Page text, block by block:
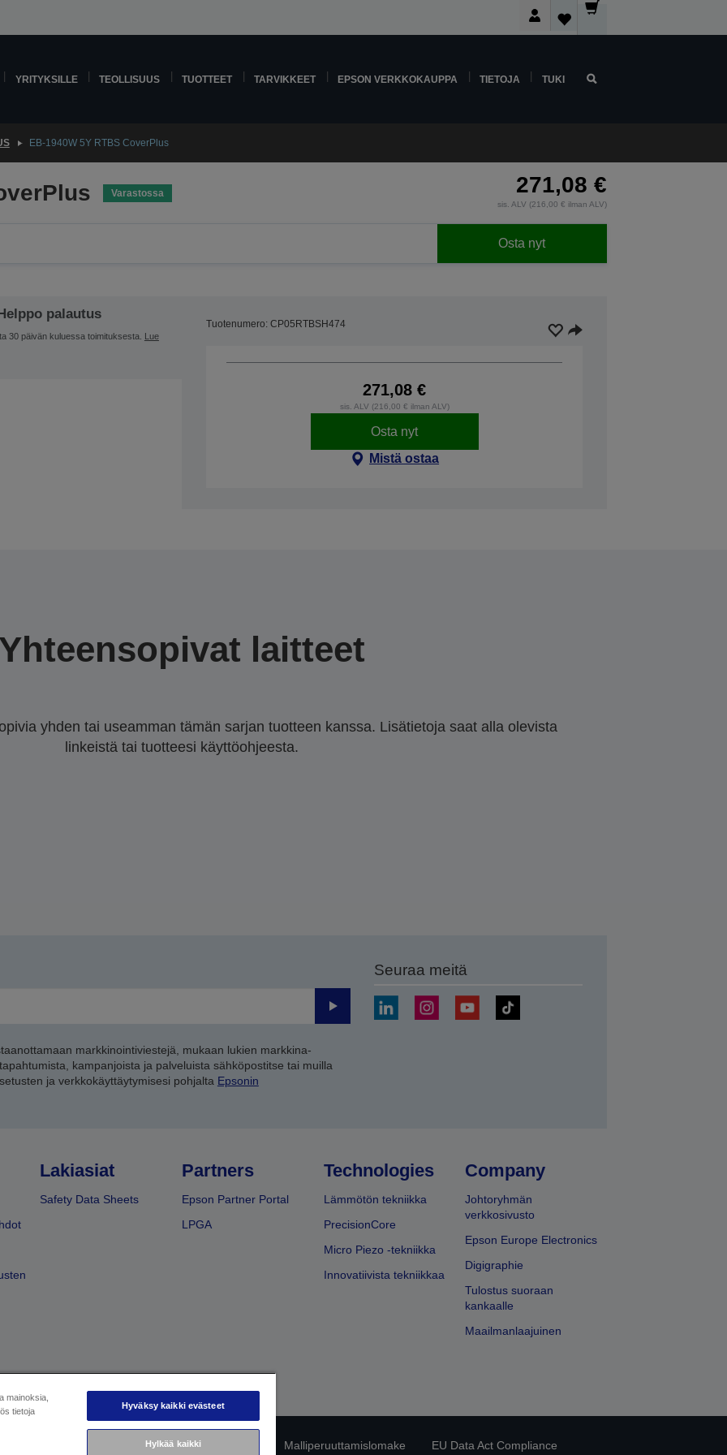
YRITYKSILLE TEOLLISUUS TUOTTEET TARVIKKEET EPSON VERKKOKAUPPA TIETOJA TUKI
EB-1940W 5Y RTBS CoverPlus
Varastossa 271,08 €
sis. ALV (216,00 € ilman ALV)
Osta nyt
palautus
30 päivän kuluessa toimituksesta. Lue
Tuotenumero: CP05RTBSH474
271,08 €
sis. ALV (216,00 € ilman ALV)
Osta nyt
Mistä ostaa
Yhteensopivat laitteet
yhden tai useamman tämän sarjan tuotteen kanssa. Lisätietoja saat alla olevista
linkeistä tai tuotteesi käyttöohjeesta.
Lähetä
markkinointiviestejä, mukaan lukien markkina-
kampanjoista ja palveluista sähköpostitse tai muilla
ja verkkokäyttäytymisesi pohjalta Epsonin
Seuraa meitä
Lakiasiat
Safety Data Sheets
Partners
Epson Partner Portal
LPGA
Technologies
Lämmötön tekniikka
PrecisionCore
Micro Piezo -tekniikka
Innovatiivista tekniikkaa
Company
Johtoryhmän
verkkosivusto
Epson Europe Electronics
Digigraphie
Tulostus suoraan
kankaalle
Maailmanlaajuinen
Tietosuojailmoitus Malliperuuttamislomake EU Data Act Compliance
mainoksia,
tietoja
Hyväksy kaikki evästeet
Hylkää kaikki